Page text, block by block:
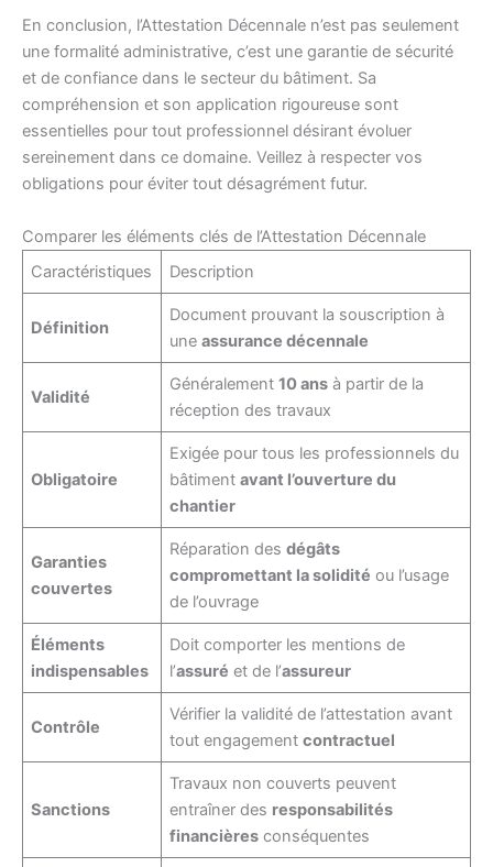
En conclusion, l’Attestation Décennale n’est pas seulement
une formalité administrative, c’est une garantie de sécurité
et de confiance dans le secteur du bâtiment. Sa
compréhension et son application rigoureuse sont
essentielles pour tout professionnel désirant évoluer
sereinement dans ce domaine. Veillez à respecter vos
obligations pour éviter tout désagrément futur.
Comparer les éléments clés de l’Attestation Décennale
Caractéristiques
Description
Définition
Document prouvant la souscription à
uneassurance décennale
Validité
Généralement10 ans à partir de la
réception des travaux
Obligatoire
Exigée pour tous les professionnels du
bâtimentavant l’ouverture du
chantier
Garanties
couvertes
Réparation desdégâts
compromettant la solidité ou l’usage
de l’ouvrage
Éléments
indispensables
Doit comporter les mentions de
l’assuré et de l’assureur
Contrôle
Vérifier la validité de l’attestation avant
tout engagementcontractuel
Sanctions
Travaux non couverts peuvent
entraîner des responsabilités
financières conséquentes